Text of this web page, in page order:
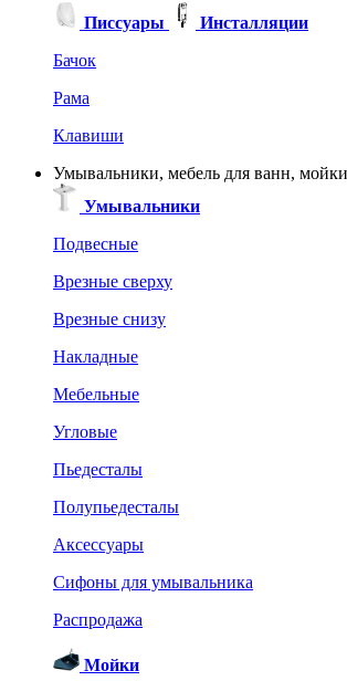
Писсуары
Инсталляции
Бачок
Рама
Клавиши
Умывальники, мебель для ванн, мойки
Умывальники
Подвесные
Врезные сверху
Врезные снизу
Накладные
Мебельные
Угловые
Пьедесталы
Полупьедесталы
Аксессуары
Сифоны для умывальника
Распродажа
Мойки